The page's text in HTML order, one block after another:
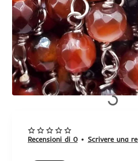
Recensioni di 0 • Scrivere una